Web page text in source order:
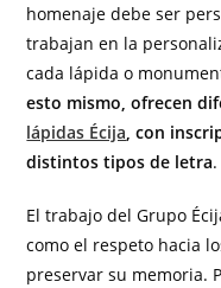
homenaje debe ser
trabajan en la
cada lápida o
esto mismo, ofrecen
lápidas Écija , con
distintos tipos de letra.
El trabajo del Grupo
como el respeto hacia
preservar su memoria.